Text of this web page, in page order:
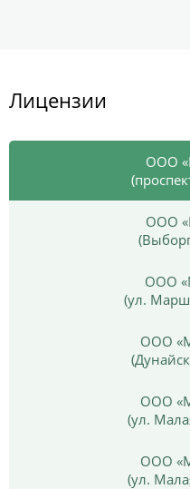
Лицензии
ООО
ООО
ООО
(ул.
ООО
ООО
(ул.
ООО
(ул.